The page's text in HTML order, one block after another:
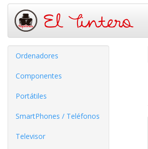
Ordenadores
Componentes
Portátiles
SmartPhones / Teléfonos
Televisor